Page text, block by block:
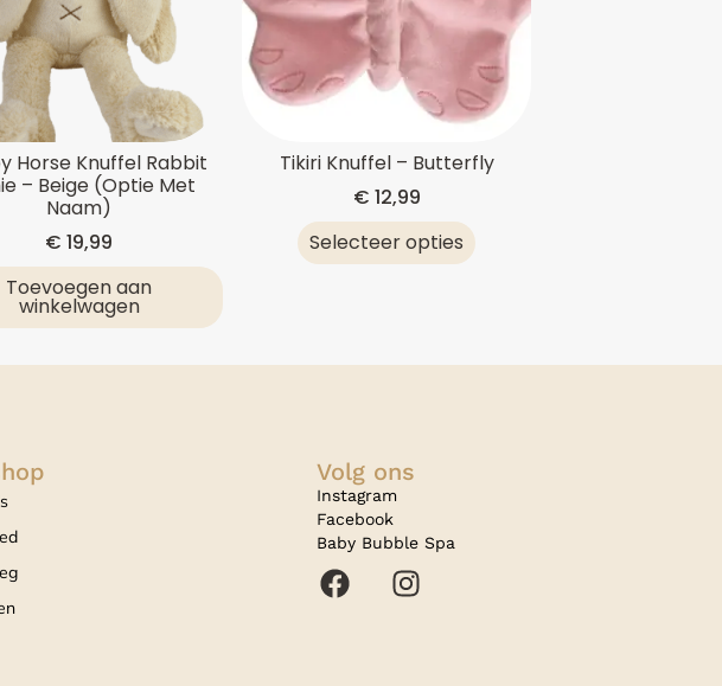
Horse Knuffel Rabbit
– Beige (optie Met
Naam)
€ 19,99
Toevoegen aan
winkelwagen
Tikiri Knuffel – Butterfly
€ 12,99
Selecteer opties
Volg ons
Instagram
Facebook
Baby Bubble Spa